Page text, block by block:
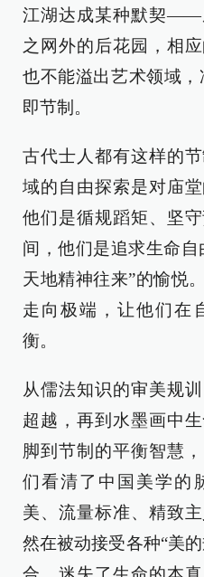
江湖达成某种默契——
之网外的后花园，相
也不能溢出艺术领域
即节制。
古代士人都有这样的
域的自由探索是对庙
他们是循规蹈矩、坚
间，他们是追求生命
天地精神往来”的愉悦
走向极端，让他们在
衡。
从儒法知识的审美规
超越，再到水墨画中
脚到节制的平衡智慧
们看清了中国美学的
美、流量标准、精致
然在被动接受各种“美